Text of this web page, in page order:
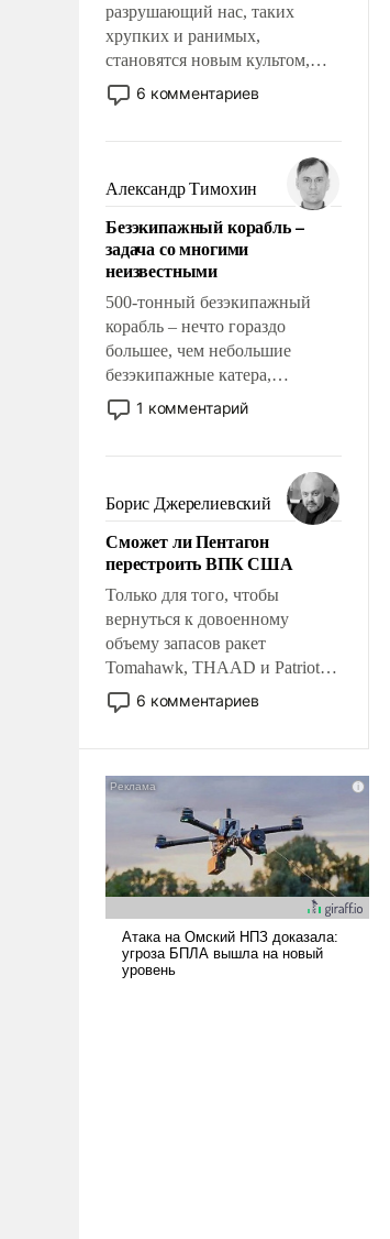
разрушающий нас, таких
хрупких и ранимых,
становятся новым культом,
постепенно вытесняя и
отменяя традиционное
мужественным и твердым под
ударами судьбы, брать на себя
ответственность, помогать
слабым, идти вперед и
адаптироваться.
6 комментариев
Александр Тимохин
Безэкипажный корабль –
задача со многими
неизвестными
500-тонный безэкипажный
корабль – нечто гораздо
большее, чем небольшие
безэкипажные катера,
применение которых уже
стало обыденностью. Задача по
сложна и амбициозна. Однако
и ее реализация радикально
поднимет наши боевые
возможности.
1 комментарий
Борис Джерелиевский
Сможет ли Пентагон
перестроить ВПК США
Только для того, чтобы
вернуться к довоенному
объему запасов ракет
Tomahawk, THAAD и Patriot
США потребуется более трех
лет. Даже небольшая война с
Сложившаяся ситуация
означает многолетний период
уязвимости США, например,
перед Китаем.
6 комментариев